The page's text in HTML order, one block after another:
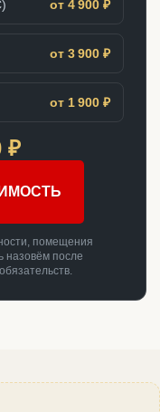
от 4 900 ₽
от 3 900 ₽
от 1 900 ₽
₽
помещения
назовём после